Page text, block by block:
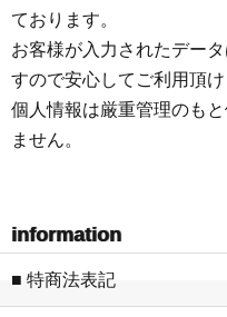
ております。
お客様が入力されたデー
すので安心してご利用頂け
個人情報は厳重管理のも
ません。
information
■ 特商法表記